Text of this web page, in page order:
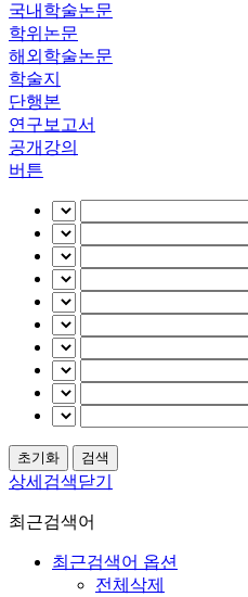
국내학술논문
학위논문
해외학술논문
학술지
단행본
연구보고서
공개강의
버튼
상세검색닫기
최근검색어
최근검색어 옵션
전체삭제